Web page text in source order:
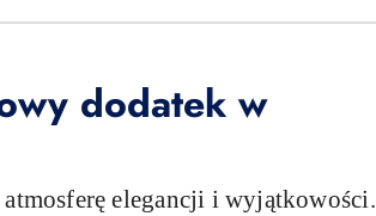
dodatek w
elegancji i wyjątkowości.